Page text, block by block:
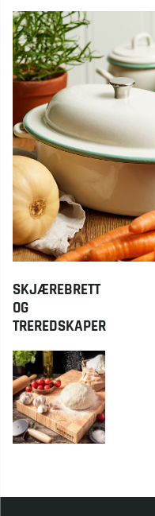
SKJÆREBRETT
OG
TREREDSKAPER